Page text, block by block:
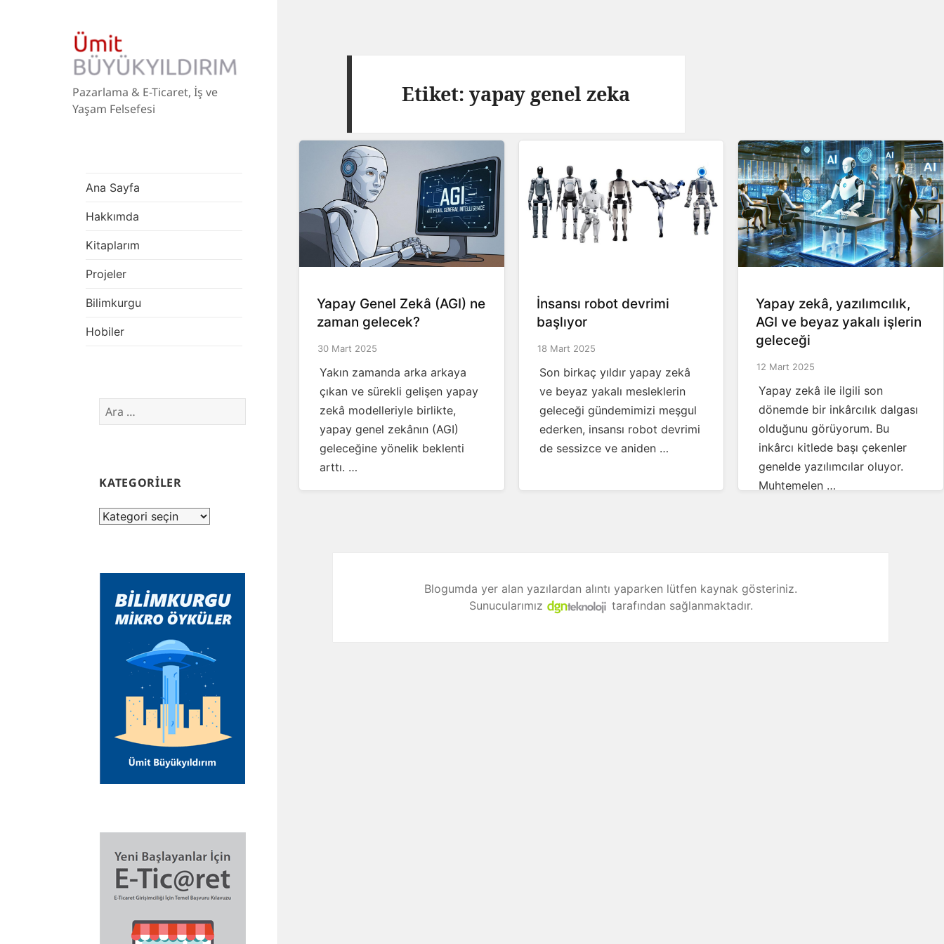
Pazarlama & E-Ticaret, İş ve
Yaşam Felsefesi
Ana Sayfa
Hakkımda
Kitaplarım
Projeler
Bilimkurgu
Hobiler
Arama:
KATEGORİLER
KATEGORİLER
Etiket:yapay genel zeka
Yapay Genel Zekâ (AGI) ne
zaman gelecek?
30 Mart 2025
Yakın zamanda arka arkaya
çıkan ve sürekli gelişen yapay
zekâ modelleriyle birlikte,
yapay genel zekânın (AGI)
geleceğine yönelik beklenti
arttı. …
İnsansı robot devrimi
başlıyor
18 Mart 2025
Son birkaç yıldır yapay zekâ
ve beyaz yakalı mesleklerin
geleceği gündemimizi meşgul
ederken, insansı robot devrimi
de sessizce ve aniden …
Yapay zekâ, yazılımcılık,
AGI ve beyaz yakalı işlerin
geleceği
12 Mart 2025
Yapay zekâ ile ilgili son
dönemde bir inkârcılık dalgası
olduğunu görüyorum. Bu
inkârcı kitlede başı çekenler
genelde yazılımcılar oluyor.
Muhtemelen …
Blogumda yer alan yazılardan alıntı yaparken lütfen kaynak gösteriniz.
Sunucularımız
tarafından sağlanmaktadır.